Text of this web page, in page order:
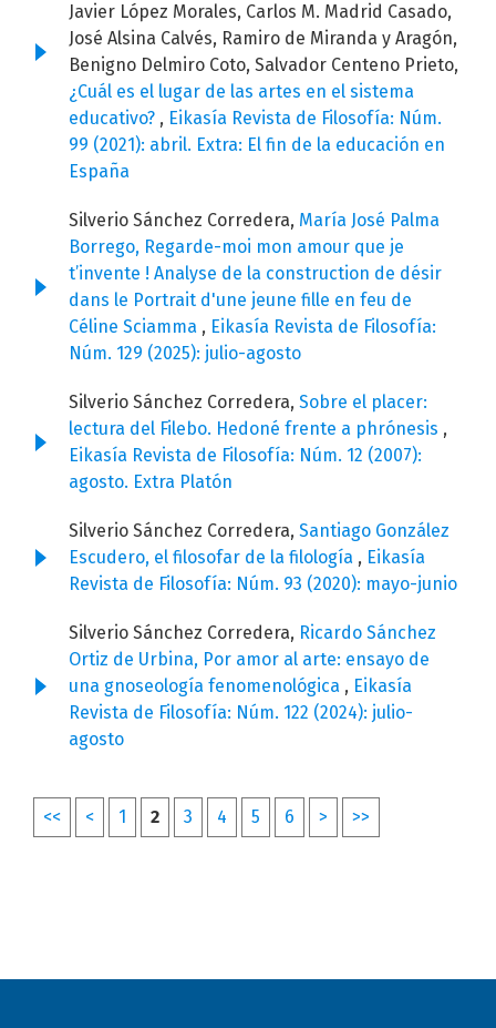
Javier López Morales, Carlos M. Madrid Casado,
José Alsina Calvés, Ramiro de Miranda y Aragón,
Benigno Delmiro Coto, Salvador Centeno Prieto,
¿Cuál es el lugar de las artes en el sistema
educativo? , Eikasía Revista de Filosofía: Núm.
99 (2021): abril. Extra: El fin de la educación en
España
Silverio Sánchez Corredera, María José Palma
Borrego, Regarde-moi mon amour que je
t’invente ! Analyse de la construction de désir
dans le Portrait d'une jeune fille en feu de
Céline Sciamma , Eikasía Revista de Filosofía:
Núm. 129 (2025): julio-agosto
Silverio Sánchez Corredera, Sobre el placer:
lectura del Filebo. Hedoné frente a phrónesis ,
Eikasía Revista de Filosofía: Núm. 12 (2007):
agosto. Extra Platón
Silverio Sánchez Corredera, Santiago González
Escudero, el filosofar de la filología , Eikasía
Revista de Filosofía: Núm. 93 (2020): mayo-junio
Silverio Sánchez Corredera, Ricardo Sánchez
Ortiz de Urbina, Por amor al arte: ensayo de
una gnoseología fenomenológica , Eikasía
Revista de Filosofía: Núm. 122 (2024): julio-
agosto
<< < 1 2 3 4 5 6 > >>